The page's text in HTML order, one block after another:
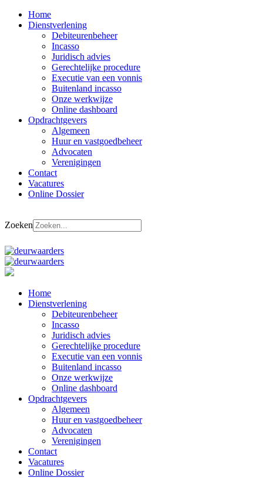
Home
Dienstverlening
Debiteurenbeheer
Incasso
Juridisch advies
Gerechtelijke procedure
Executie van een vonnis
Buitenland incasso
Onze werkwijze
Online dashboard
Opdrachtgevers
Algemeen
Huur en vastgoedbeheer
Advocaten
Verenigingen
Contact
Vacatures
Online Dossier
Zoeken
Home
Dienstverlening
Debiteurenbeheer
Incasso
Juridisch advies
Gerechtelijke procedure
Executie van een vonnis
Buitenland incasso
Onze werkwijze
Online dashboard
Opdrachtgevers
Algemeen
Huur en vastgoedbeheer
Advocaten
Verenigingen
Contact
Vacatures
Online Dossier